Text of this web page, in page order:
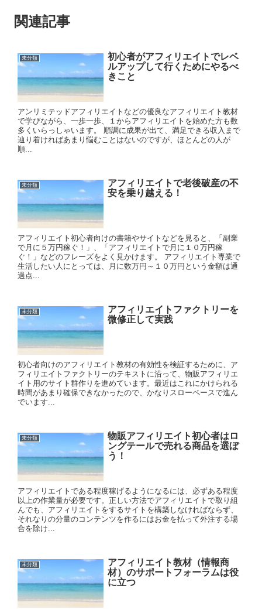
関連記事
未分類
初心者がアフィリエイトでレベ
ルアップして行くためにやるべ
きこと
アンリミテッドアフィリエイトなどの優良なアフィリエイト教材
で学びながら、一歩一歩、１からアフィリエイトを始めた方も数
多くいらっしゃいます。 順調に成果が出て、満足できる収入まで
辿り着ければあまり悩むことはないのですが、ほとんどの人が
順...
未分類
アフィリエイトで老後破産の不
安を乗り越える！
アフィリエイト初心者向けの書籍やサイトなどを見ると、「副業
で月に５万円稼ぐ！」、「アフィリエイトで月に１０万円稼
ぐ！」などのフレーズをよく見かけます。 アフィリエイト専業で
生活したい人にとっては、月に数万円～１０万円という金額は通
過点...
未分類
アフィリエイトファクトリーを
微修正して実践
初心者向けのアフィリエイト教材の有効性を検証するために、ア
フィリエイトファクトリーのテキストに沿って、物販アフィリエ
イト用のサイト群作りを進めています。最近はこれにかけられる
時間があまり確保できなかったので、かなりスローペースで進ん
でいます...
未分類
物販アフィリエイト初心者はロ
ングテールで売れる商品を選ぼ
う！
アフィリエイトである程度稼げるようになるには、必ずある程度
以上の作業量が必要です。正しい方法でアフィリエイトで取り組
んでも、アフィリエイトをするサイトを構築しなければならず、
それなりの分量のコンテンツを作るにはお金を払って外注する場
合を除け...
未分類
アフィリエイト教材（情報商
材）のサポートフォーラムは役
に立つ